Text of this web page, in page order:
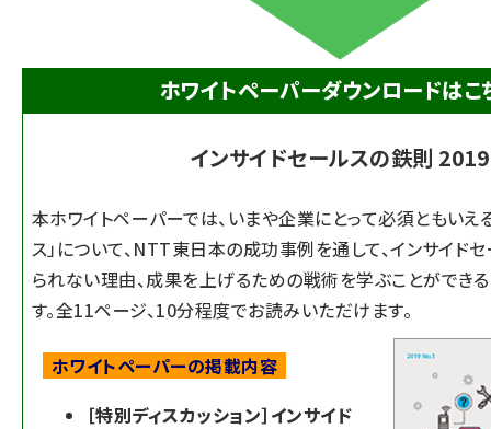
ホワイトペーパーダウンロードはこ
インサイドセールスの鉄則 2019
本ホワイトペーパーでは、いまや企業にとって必須ともいえ
ス」について、NTT東日本の成功事例を通して、インサイド
られない理由、成果を上げるための戦術を学ぶことができ
す。全11ページ、10分程度でお読みいただけます。
ホワイトペーパーの掲載内容
［特別ディスカッション］インサイド